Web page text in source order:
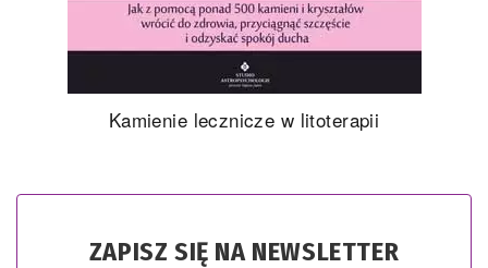
Kamienie lecznicze w litoterapii
ZAPISZ SIĘ NA NEWSLETTER